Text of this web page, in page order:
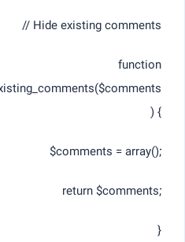
// Hide existing comments
function
) {
$comments = array();
return $comments;
}